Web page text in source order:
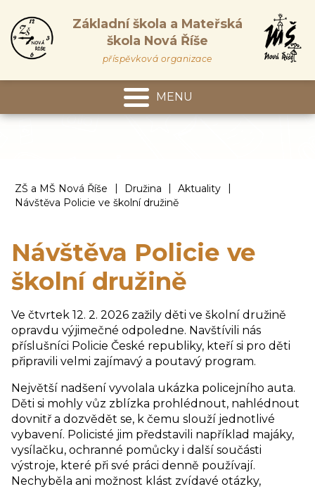
Základní škola a Mateřská
škola Nová Říše
příspěvková organizace
MENU
ZŠ a MŠ Nová Říše | Družina | Aktuality
|
Návštěva Policie ve školní družině
Návštěva Policie ve
školní družině
Ve čtvrtek 12. 2. 2026 zažily děti ve školní družině
opravdu výjimečné odpoledne. Navštívili nás
příslušníci Policie České republiky, kteří si pro děti
připravili velmi zajímavý a poutavý program.
Největší nadšení vyvolala ukázka policejního auta.
Děti si mohly vůz zblízka prohlédnout, nahlédnout
dovnitř a dozvědět se, k čemu slouží jednotlivé
vybavení. Policisté jim představili například majáky,
vysílačku, ochranné pomůcky i další součásti
výstroje, které při své práci denně používají.
Nechyběla ani možnost klást zvídavé otázky,